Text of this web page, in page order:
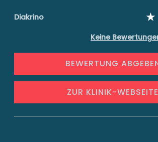
Diakrino
Keine
BEWERTUNG
ZUR KLINIK-WEBSEITE